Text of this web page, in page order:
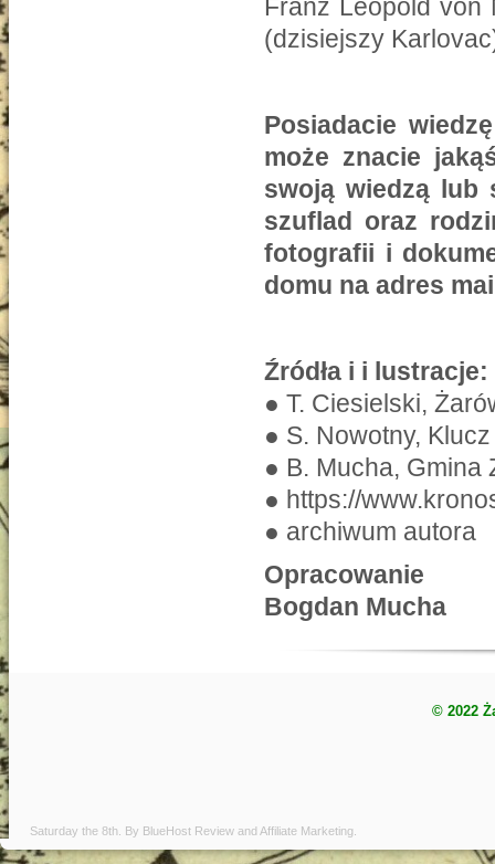
Franz Leopold von
(dzisiejszy
Posiadacie
może znacie
swoją wiedzą lub
szuflad oraz
fotografii i
domu na adres
Źródła i i lustracje:
● T. Ciesielski,
● S. Nowotny,
● B. Mucha, Gmina
● https://
● archiwum autora
Opracowanie
Bogdan Mucha
© 2022
Saturday the 8th. By BlueHost Review andAffiliate Marketing